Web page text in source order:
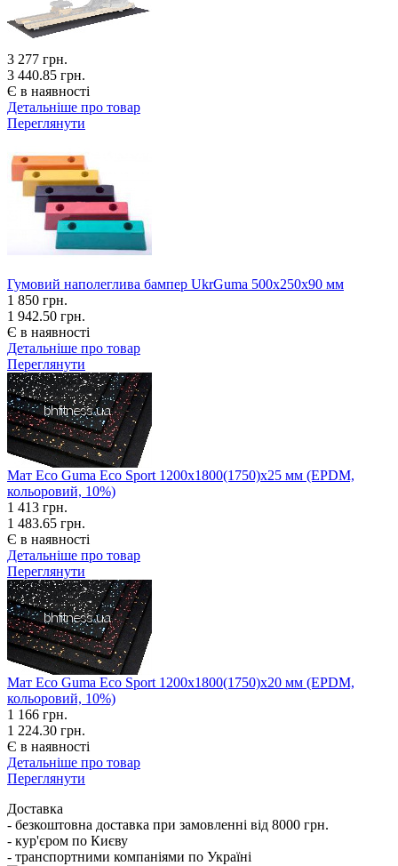
3 277 грн.
3 440.85 грн.
Є в наявності
Детальніше про товар
Переглянути
Гумовий наполеглива бампер UkrGuma 500х250х90 мм
1 850 грн.
1 942.50 грн.
Є в наявності
Детальніше про товар
Переглянути
Мат Eco Guma Eco Sport 1200х1800(1750)х25 мм (EPDM,
кольоровий, 10%)
1 413 грн.
1 483.65 грн.
Є в наявності
Детальніше про товар
Переглянути
Мат Eco Guma Eco Sport 1200х1800(1750)х20 мм (EPDM,
кольоровий, 10%)
1 166 грн.
1 224.30 грн.
Є в наявності
Детальніше про товар
Переглянути
Доставка
- безкоштовна доставка при замовленні від 8000 грн.
- кур'єром по Києву
- транспортними компаніями по Україні